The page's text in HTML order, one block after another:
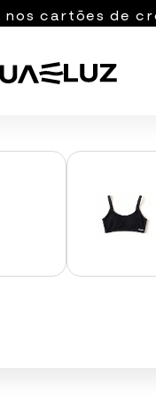
nos cartões de